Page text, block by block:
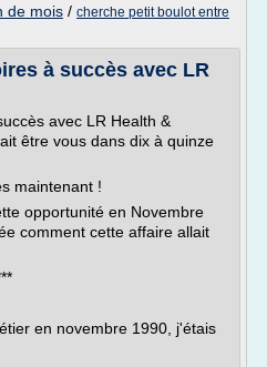
de mois / cherche petit boulot entre
à succès avec LR
avec LR Health &
être vous dans dix à quinze
maintenant !
opportunité en Novembre
comment cette affaire allait
en novembre 1990, j'étais